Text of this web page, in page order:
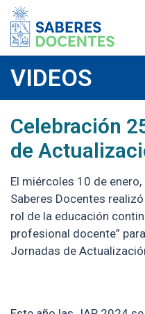
VIDEOS
Celebración
de
El miércoles 10 de
Saberes Docentes
rol de la educación
profesional docente”
Jornadas de